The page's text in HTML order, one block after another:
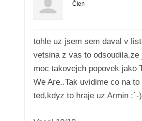
Člen
tohle uz jsem sem daval v
vetsina z vas to odsoudila,ze
moc takovejch popovek jako
We Are..Tak uvidime co na to
ted,kdyz to hraje uz Armin :´-